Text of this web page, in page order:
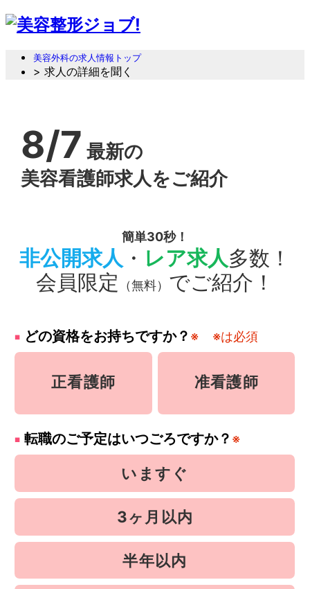
美容外科の求人情報トップ
> 求人の詳細を聞く
8/7 最新の
美容看護師求人をご紹介
簡単30秒！
非公開求人 ・ レア求人多数！
会員限定
（無料） でご紹介！
どの資格をお持ちですか？ ※ ※は必須
正看護師 准看護師
転職のご予定はいつごろですか？ ※
いますぐ
3ヶ月以内
半年以内